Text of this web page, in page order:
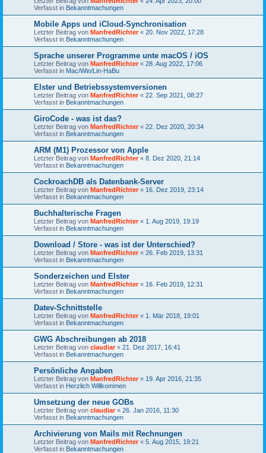
Verfasst in Bekanntmachungen
Mobile Apps und iCloud-Synchronisation
Letzter Beitrag von ManfredRichter« 20. Nov 2022, 17:28
Verfasst in Bekanntmachungen
Sprache unserer Programme unte macOS / iOS
Letzter Beitrag von ManfredRichter« 28. Aug 2022, 17:06
Verfasst in Mac/Win/Lin-HaBu
Elster und Betriebssystemversionen
Letzter Beitrag von ManfredRichter« 22. Sep 2021, 08:27
Verfasst in Bekanntmachungen
GiroCode - was ist das?
Letzter Beitrag von ManfredRichter« 22. Dez 2020, 20:34
Verfasst in Bekanntmachungen
ARM (M1) Prozessor von Apple
Letzter Beitrag von ManfredRichter« 8. Dez 2020, 21:14
Verfasst in Bekanntmachungen
CockroachDB als Datenbank-Server
Letzter Beitrag von ManfredRichter« 16. Dez 2019, 23:14
Verfasst in Bekanntmachungen
Buchhalterische Fragen
Letzter Beitrag von ManfredRichter« 1. Aug 2019, 19:19
Verfasst in Bekanntmachungen
Download / Store - was ist der Unterschied?
Letzter Beitrag von ManfredRichter« 26. Feb 2019, 13:31
Verfasst in Bekanntmachungen
Sonderzeichen und Elster
Letzter Beitrag von ManfredRichter« 16. Feb 2019, 12:31
Verfasst in Bekanntmachungen
Datev-Schnittstelle
Letzter Beitrag von ManfredRichter« 1. Mär 2018, 19:01
Verfasst in Bekanntmachungen
GWG Abschreibungen ab 2018
Letzter Beitrag von claudiar« 21. Dez 2017, 16:41
Verfasst in Bekanntmachungen
Persönliche Angaben
Letzter Beitrag von ManfredRichter« 19. Apr 2016, 21:35
Verfasst in Herzlich Willkommen
Umsetzung der neue GOBs
Letzter Beitrag von claudiar« 26. Jan 2016, 11:30
Verfasst in Bekanntmachungen
Archivierung von Mails mit Rechnungen
Letzter Beitrag von ManfredRichter« 5. Aug 2015, 19:21
Verfasst in Bekanntmachungen